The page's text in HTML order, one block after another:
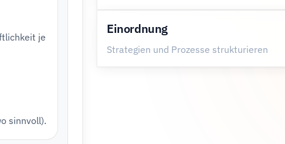
je
sinnvoll).
Einordnung
Strategien und Prozesse strukturieren